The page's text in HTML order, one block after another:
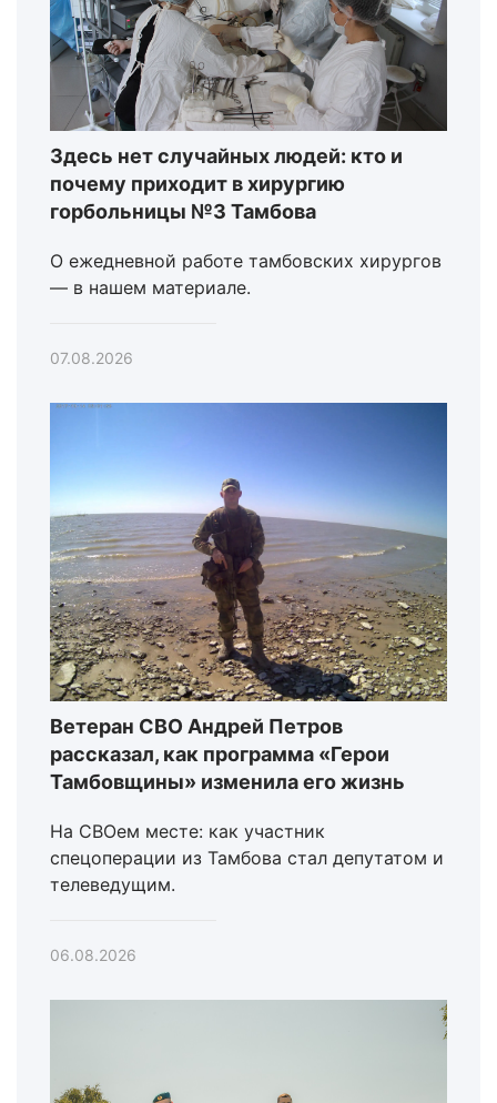
Здесь нет случайных людей: кто и
почему приходит в хирургию
горбольницы №3 Тамбова
О ежедневной работе тамбовских хирургов
— в нашем материале.
07.08.2026
Ветеран СВО Андрей Петров
рассказал, как программа «Герои
Тамбовщины» изменила его жизнь
На СВОем месте: как участник
спецоперации из Тамбова стал депутатом и
телеведущим.
06.08.2026